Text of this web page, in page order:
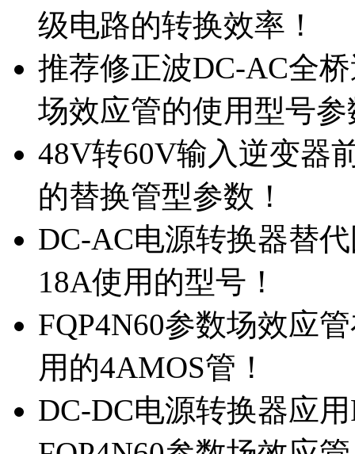
级电路的转换效率！
推荐修正波DC-AC全
场效应管的使用型号参
48V转60V输入逆变器
的替换管型参数！
DC-AC电源转换器替
18A使用的型号！
FQP4N60参数场效应
用的4AMOS管！
DC-DC电源转换器应